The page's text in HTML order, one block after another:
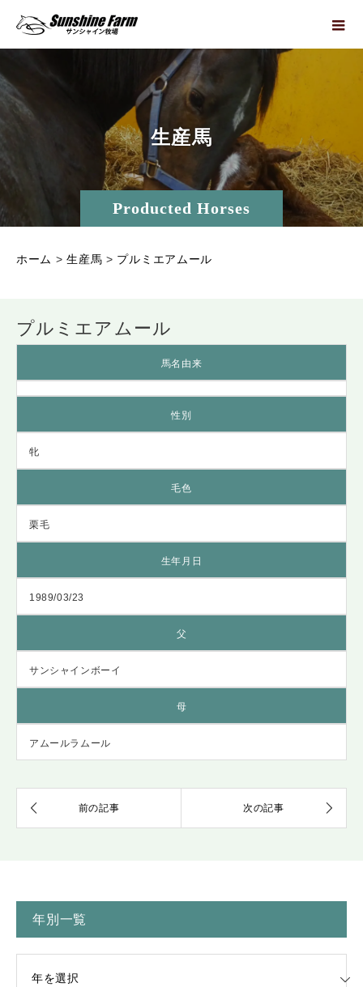
Producted Horses
生産馬
ホーム >生産馬 > プルミエアムール
プルミエアムール
馬名由来
性別
牝
毛色
栗毛
生年月日
1989/03/23
父
サンシャインボーイ
母
アムールラムール
年別一覧